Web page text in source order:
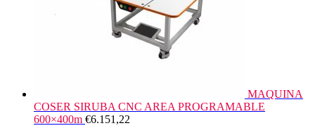
MAQUINA
COSER SIRUBA CNC AREA PROGRAMABLE
600×400m €6.151,22